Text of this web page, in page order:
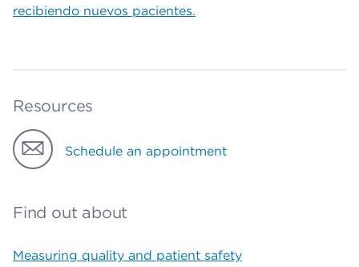
recibiendo nuevos pacientes.
Resources
Schedule an appointment
Find out about
Measuring quality and patient safety